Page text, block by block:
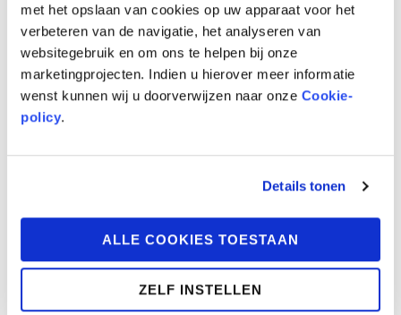
met het opslaan van cookies op uw apparaat voor het
verbeteren van de navigatie, het analyseren van
websitegebruik en om ons te helpen bij onze
marketingprojecten. Indien u hierover meer informatie
wenst kunnen wij u doorverwijzen naar onze Cookie-
policy.
Details tonen
ALLE COOKIES TOESTAAN
ZELF INSTELLEN
in stock
TOEVOEGEN
AAN
WINKELWAGEN
beperkte
voorraad
TOEVOEGEN
AAN